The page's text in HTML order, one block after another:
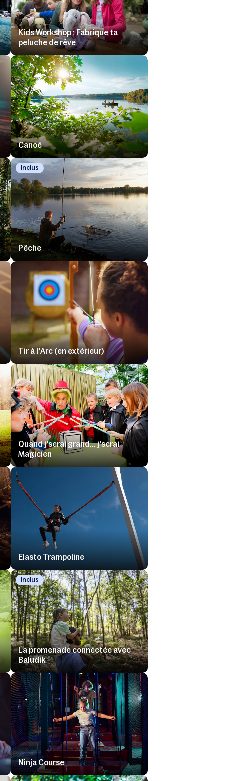
Kids Workshop : Fabrique ta
peluche de rêve
Canoë
Inclus
Pêche
Tir à l'Arc (en extérieur)
Quand j'serai grand... j'serai
Magicien
Elasto Trampoline
Inclus
La promenade connectée avec
Baludik
Ninja Course